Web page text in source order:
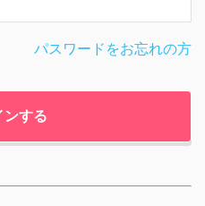
パスワードをお忘れの方